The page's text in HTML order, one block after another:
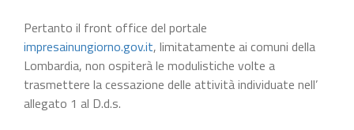
Pertanto il front office del portale
impresainungiorno.gov.it, limitatamente ai comuni della
Lombardia, non ospiterà le modulistiche volte a
trasmettere la cessazione delle attività individuate nell’
allegato 1 al D.d.s.